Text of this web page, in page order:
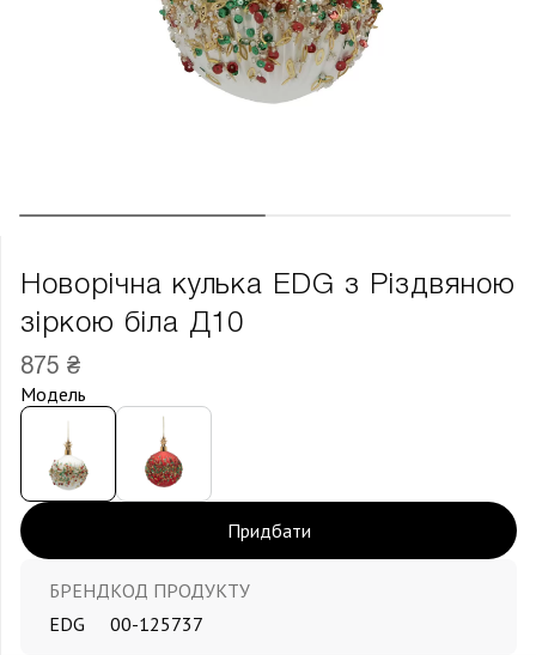
Новорічна кулька EDG з Різдвяною
зіркою біла Д10
875 ₴
Модель
Придбати
БРЕНД
EDG
КОД ПРОДУКТУ
00-125737